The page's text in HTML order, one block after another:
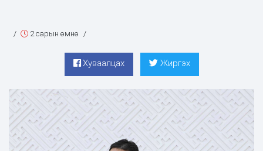
/ 2 сарын өмнө /
Хуваалцах Жиргэх